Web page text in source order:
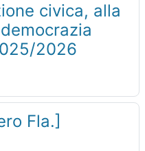
civica, alla
2026
Fla.]